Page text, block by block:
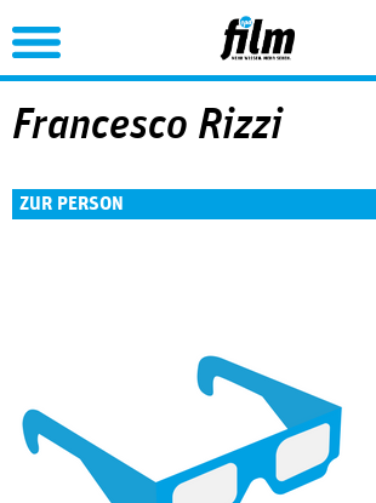
Jump to Navigation
Francesco Rizzi
ZUR PERSON